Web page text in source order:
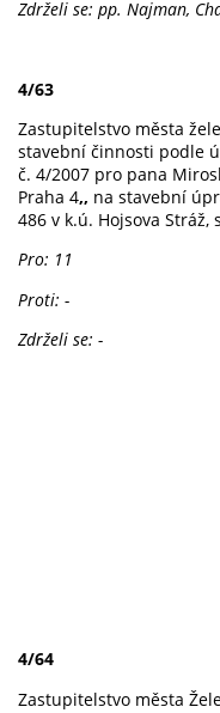
Zdrželi se: pp. Najman,
4/63
Zastupitelstvo města
stavební činnosti podle
č. 4/2007 pro pana
Praha 4,, na stavební
486 v k.ú. Hojsova
Pro: 11
Proti: -
Zdrželi se: -
4/64
Zastupitelstvo města